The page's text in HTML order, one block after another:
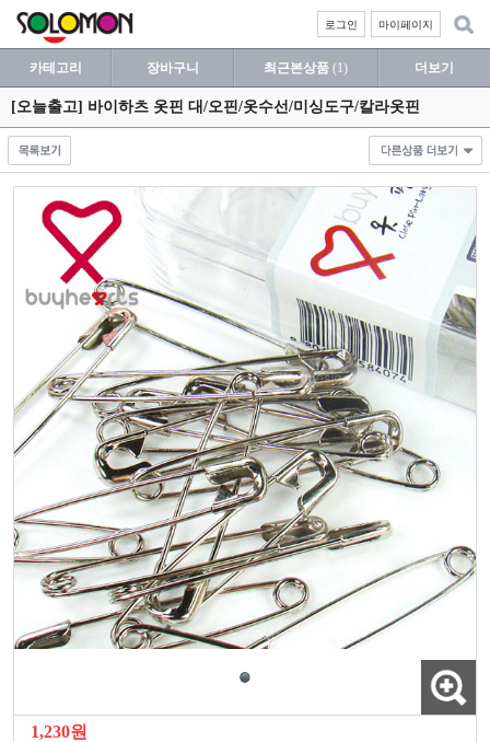
마이페이지
로그인
카테고리 장바구니 최근본상품 (1) 더보기
[오늘출고] 바이하츠 옷핀 대/오핀/옷수선/미싱도구/칼라옷핀
1,230원